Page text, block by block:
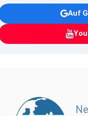
Auf